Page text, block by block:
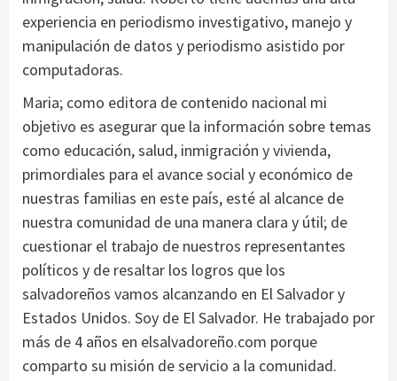
experiencia en periodismo investigativo, manejo y
manipulación de datos y periodismo asistido por
computadoras.
Maria; como editora de contenido nacional mi
objetivo es asegurar que la información sobre temas
como educación, salud, inmigración y vivienda,
primordiales para el avance social y económico de
nuestras familias en este país, esté al alcance de
nuestra comunidad de una manera clara y útil; de
cuestionar el trabajo de nuestros representantes
políticos y de resaltar los logros que los
salvadoreños vamos alcanzando en El Salvador y
Estados Unidos. Soy de El Salvador. He trabajado por
más de 4 años en elsalvadoreño.com porque
comparto su misión de servicio a la comunidad.